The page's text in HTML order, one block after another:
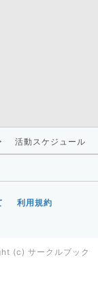
活動スケジュール
利用規約
(c) サークルブック